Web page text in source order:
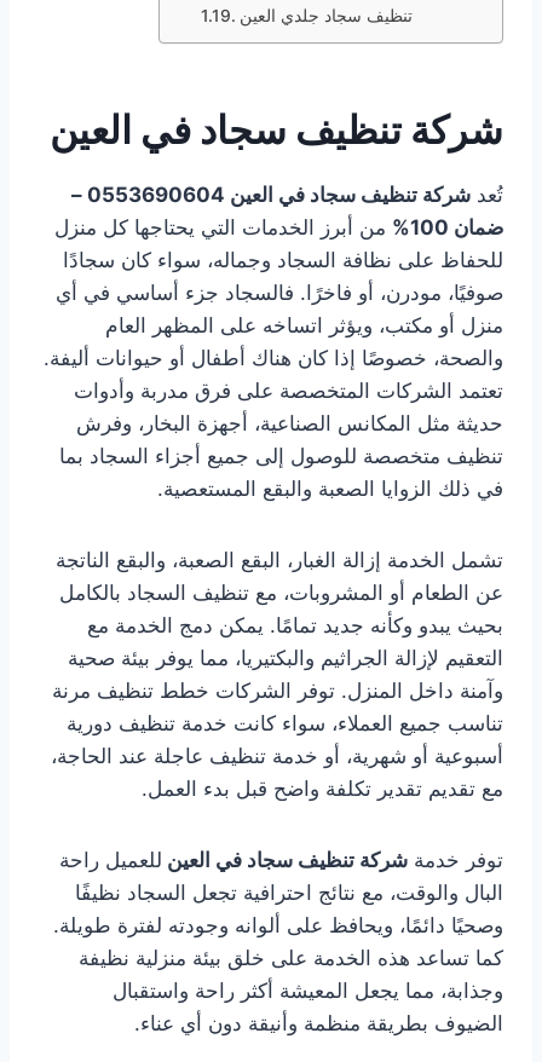
تنظيف سجاد جلدي العين
شركة تنظيف سجاد في العين
تُعد
شركة تنظيف سجاد في العين 0553690604 –
ضمان 100%
من أبرز الخدمات التي يحتاجها كل منزل
للحفاظ على نظافة السجاد وجماله، سواء كان سجادًا
صوفيًا، مودرن، أو فاخرًا. فالسجاد جزء أساسي في أي
منزل أو مكتب، ويؤثر اتساخه على المظهر العام
والصحة، خصوصًا إذا كان هناك أطفال أو حيوانات أليفة.
تعتمد الشركات المتخصصة على فرق مدربة وأدوات
حديثة مثل المكانس الصناعية، أجهزة البخار، وفرش
تنظيف متخصصة للوصول إلى جميع أجزاء السجاد بما
في ذلك الزوايا الصعبة والبقع المستعصية.
تشمل الخدمة إزالة الغبار، البقع الصعبة، والبقع الناتجة
عن الطعام أو المشروبات، مع تنظيف السجاد بالكامل
بحيث يبدو وكأنه جديد تمامًا. يمكن دمج الخدمة مع
التعقيم لإزالة الجراثيم والبكتيريا، مما يوفر بيئة صحية
وآمنة داخل المنزل. توفر الشركات خطط تنظيف مرنة
تناسب جميع العملاء، سواء كانت خدمة تنظيف دورية
أسبوعية أو شهرية، أو خدمة تنظيف عاجلة عند الحاجة،
مع تقديم تقدير تكلفة واضح قبل بدء العمل.
توفر خدمة شركة تنظيف سجاد في العين للعميل راحة
البال والوقت، مع نتائج احترافية تجعل السجاد نظيفًا
وصحيًا دائمًا، ويحافظ على ألوانه وجودته لفترة طويلة.
كما تساعد هذه الخدمة على خلق بيئة منزلية نظيفة
وجذابة، مما يجعل المعيشة أكثر راحة واستقبال
الضيوف بطريقة منظمة وأنيقة دون أي عناء.